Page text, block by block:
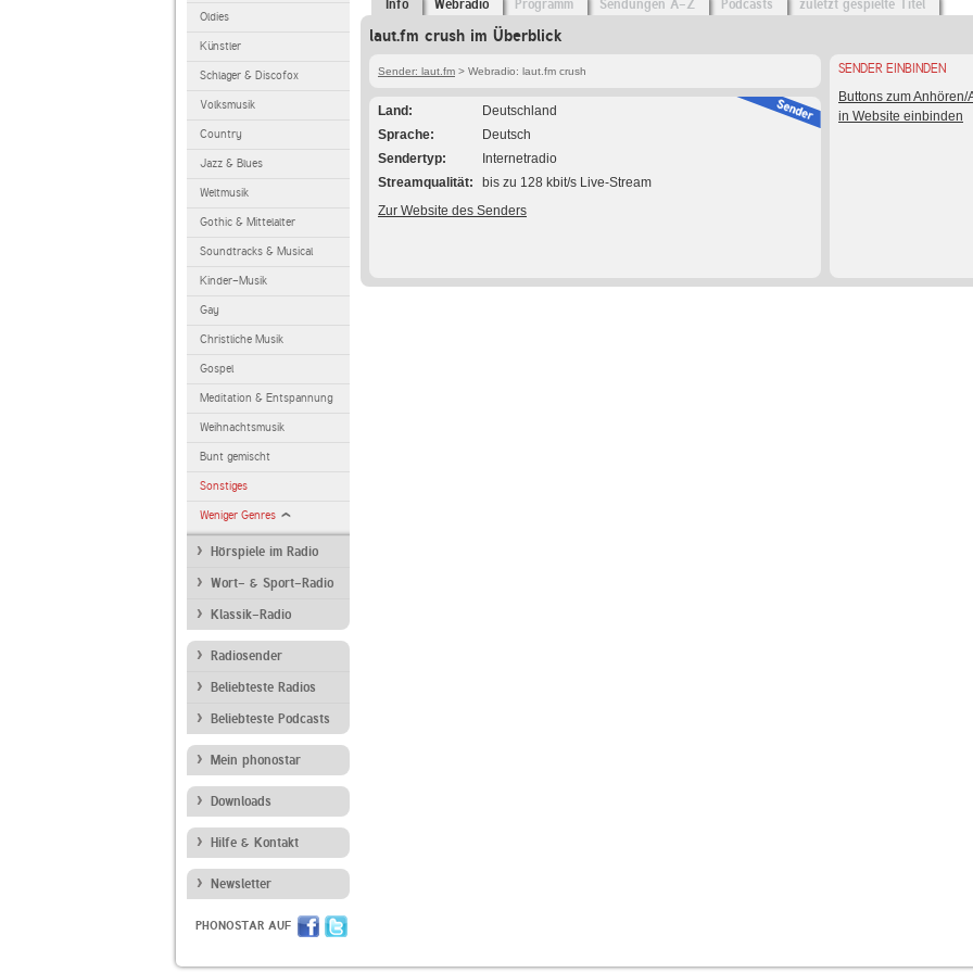
Oldies
Künstler
Schlager & Discofox
Volksmusik
Country
Jazz & Blues
Weltmusik
Gothic & Mittelalter
Soundtracks & Musical
Kinder-Musik
Gay
Christliche Musik
Gospel
Meditation & Entspannung
Weihnachtsmusik
Bunt gemischt
Sonstiges
Weniger Genres
Hörspiele im Radio
Wort- & Sport-Radio
Klassik-Radio
Radiosender
Beliebteste Radios
Beliebteste Podcasts
Mein phonostar
Downloads
Hilfe & Kontakt
Newsletter
PHONOSTAR AUF
Info Webradio Programm Sendungen A-Z Podcasts zuletzt gespielte Titel
laut.fm crush im Überblick
Sender: laut.fm > Webradio: laut.fm crush
Land
Deutschland
Sprache
Deutsch
Sendertyp
Internetradio
Streamqualität
bis zu 128 kbit/s Live-Stream
Zur Website des Senders
SENDER EINBINDEN
Buttons zum Anhören/
in Website einbinden